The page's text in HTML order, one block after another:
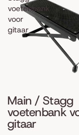
voetenbank
voor
gitaar
Main / Stagg
voetenbank
gitaar